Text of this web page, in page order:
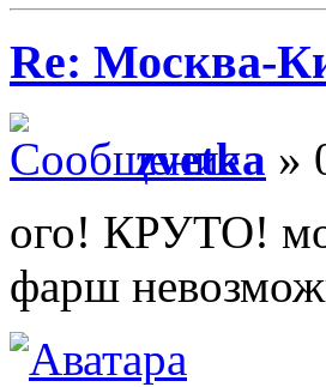
Re: Москва-
zvetka »
ого! КРУТО!
фарш